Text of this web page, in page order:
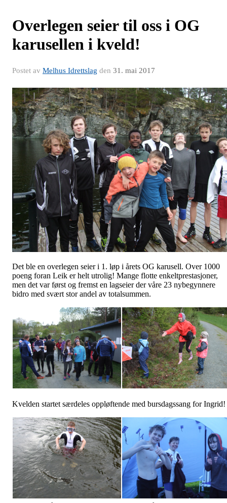
Overlegen seier til oss i OG
karusellen i kveld!
Postet av Melhus Idrettslag den 31. mai 2017
Det ble en overlegen seier i 1. løp i årets OG karusell. Over 1000
poeng foran Leik er helt utrolig! Mange flotte enkeltprestasjoner,
men det var først og fremst en lagseier der våre 23 nybegynnere
bidro med svært stor andel av totalsummen.
Kvelden startet særdeles oppløftende med bursdagssang for Ingrid!